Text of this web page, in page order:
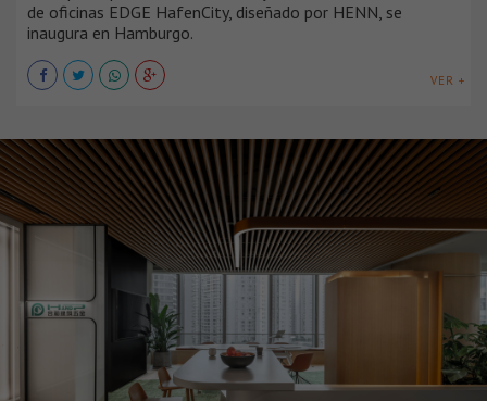
de oficinas EDGE HafenCity, diseñado por HENN, se
inaugura en Hamburgo.
VER +